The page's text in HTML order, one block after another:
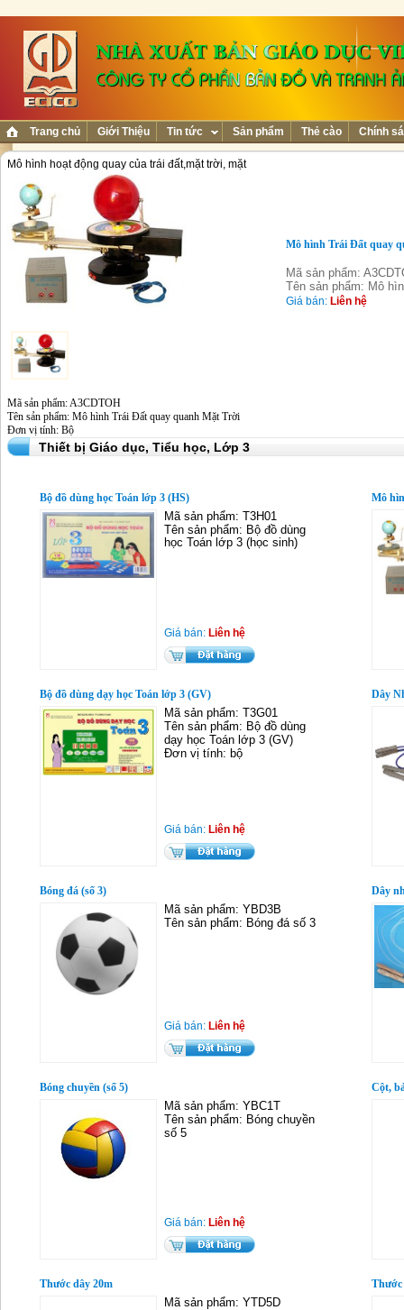
Trang chủ Giới Thiệu Tin tức Sản phẩm Thẻ cào Chính
Mô hình hoạt động quay của trái đất,mặt trời, mặt
Mô hình Trái Đất quay
Mã sản phẩm:
Tên sản phẩm: Mô
Giá bán: Liên hệ
Mã sản phẩm: A3CDTOH
Tên sản phẩm: Mô hình Trái Đất quay quanh Mặt Trời
Đơn vị tính: Bộ
Thiết bị Giáo dục, Tiểu học, Lớp 3
Bộ đồ dùng học Toán lớp 3 (HS)
Mã sản phẩm: T3H01
Tên sản phẩm: Bộ đồ dùng
học Toán lớp 3 (học sinh)
Giá bán: Liên hệ
Mô
Bộ đồ dùng dạy học Toán lớp 3 (GV)
Mã sản phẩm: T3G01
Tên sản phẩm: Bộ đồ dùng
dạy học Toán lớp 3 (GV)
Đơn vị tính: bộ
Giá bán: Liên hệ
Dây
Bóng đá (số 3)
Mã sản phẩm: YBD3B
Tên sản phẩm: Bóng đá số 3
Giá bán: Liên hệ
Dây
Bóng chuyền (số 5)
Mã sản phẩm: YBC1T
Tên sản phẩm: Bóng chuyền
số 5
Giá bán: Liên hệ
Cột,
Thước dây 20m
Mã sản phẩm: YTD5D
Thước